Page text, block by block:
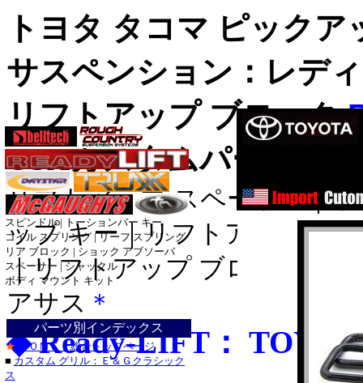
ト
トヨタ
トヨ
サスペン
スピンドル | トーションバー キー
コイル スプリング | リーフ スプリング
リア ブロック | ショック アブソーバ
スペーサー | シャックル
ボディ マウント キット
パーツ別インデックス
★
ＨＯＭＥ：総合トップページ
■ カスタム グリル：Ｅ＆Ｇクラシック
ス
トヨタ タコマ ピック
サスペンション：レデ
リフトアップ ブロック
USAカスタムパーツ
リフトアップ スペーサー｜
ップ キー｜リフトアップ ス
｜リフトアップ ブロック｜
アサス ＊
◆ Ready-LIFT：